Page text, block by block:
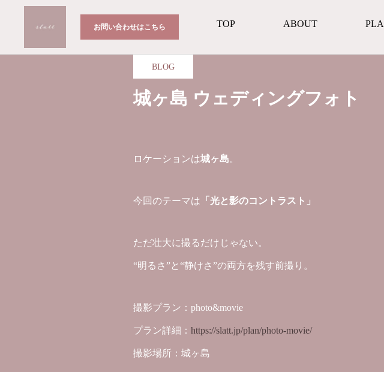
TOP ABOUT
お問い合わせはこちら
BLOG
城ヶ島 ウェディングフォト
ロケーションは城ヶ島。
今回のテーマは 「光と影のコントラスト」
ただ壮大に撮るだけじゃない。
“明るさ”と“静けさ”の両方を残す前撮り。
撮影プラン：photo&movie
プラン詳細： https://slatt.jp/plan/photo-movie/
撮影場所：城ヶ島